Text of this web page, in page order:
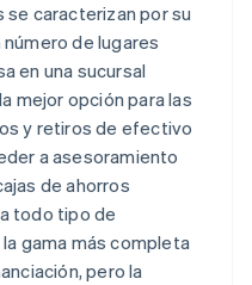
se caracterizan por su
de lugares
en una sucursal
mejor opción para las
y retiros de efectivo
a asesoramiento
de ahorros
todo tipo de
gama más completa
pero la